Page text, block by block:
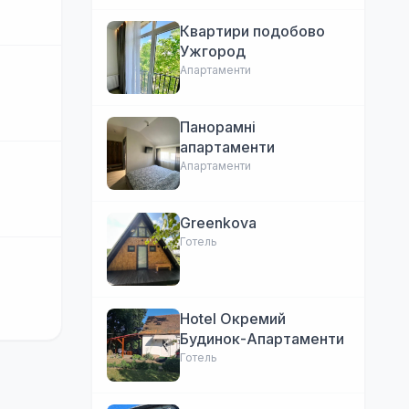
Квартири подобово
Ужгород
Апартаменти
Панорамні
апартаменти
Апартаменти
Greenkova
Готель
Hotel Окремий
Будинок-Апартаменти
Готель